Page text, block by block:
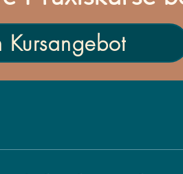
Kursangebot